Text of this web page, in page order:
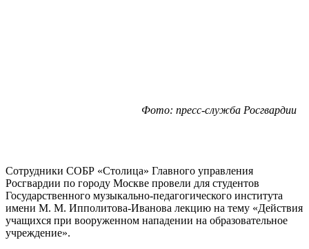
Фото: пресс-служба Росгвардии
Сотрудники СОБР «Столица» Главного управления
Росгвардии по городу Москве провели для студентов
Государственного музыкально-педагогического института
имени М. М. Ипполитова-Иванова лекцию на тему «Действия
учащихся при вооруженном нападении на образовательное
учреждение».